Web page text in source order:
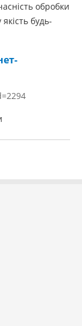
обробки
будь-